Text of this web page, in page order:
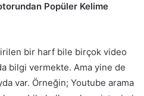
Popüler Kelime
bir harf bile birçok video
bilgi vermekte. Ama yine de
var. Örneğin; Youtube arama